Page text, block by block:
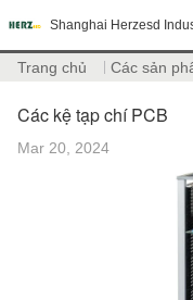
Shanghai Herzesd
Trang chủ Các sản
Các kệ tạp chí PCB
Mar 20, 2024